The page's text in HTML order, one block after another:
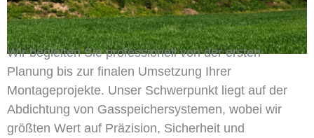
Wir begleiten Sie professionell von der ersten
Planung bis zur finalen Umsetzung Ihrer
Montageprojekte. Unser Schwerpunkt liegt auf der
Abdichtung von Gasspeichersystemen, wobei wir
größten Wert auf Präzision, Sicherheit und